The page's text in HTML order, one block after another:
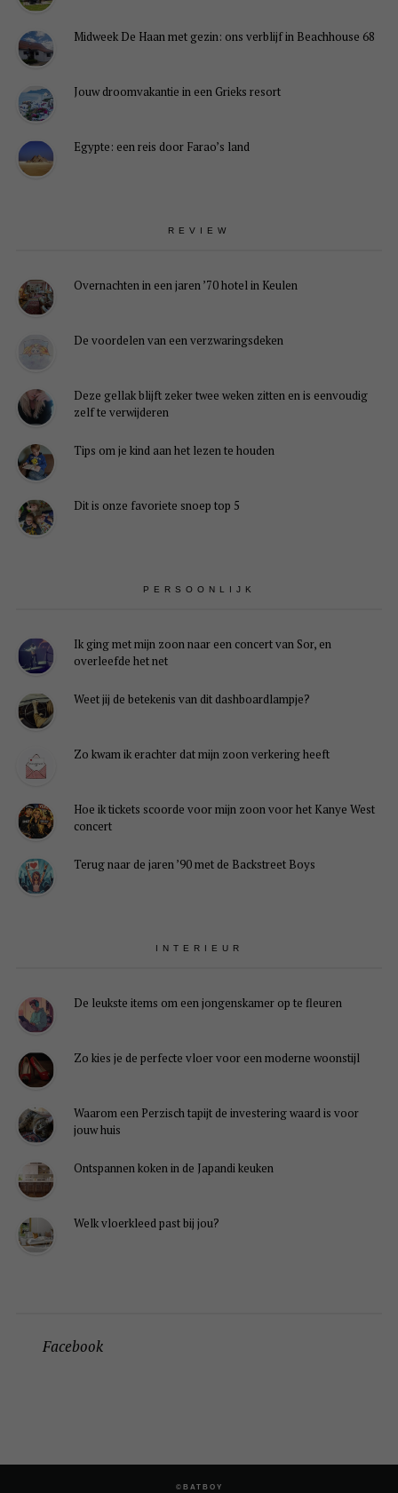
Midweek De Haan met gezin: ons verblijf in Beachhouse 68
Jouw droomvakantie in een Grieks resort
Egypte: een reis door Farao’s land
REVIEW
Overnachten in een jaren ’70 hotel in Keulen
De voordelen van een verzwaringsdeken
Deze gellak blijft zeker twee weken zitten en is eenvoudig
zelf te verwijderen
Tips om je kind aan het lezen te houden
Dit is onze favoriete snoep top 5
PERSOONLIJK
Ik ging met mijn zoon naar een concert van Sor, en
overleefde het net
Weet jij de betekenis van dit dashboardlampje?
Zo kwam ik erachter dat mijn zoon verkering heeft
Hoe ik tickets scoorde voor mijn zoon voor het Kanye West
concert
Terug naar de jaren ’90 met de Backstreet Boys
INTERIEUR
De leukste items om een jongenskamer op te fleuren
Zo kies je de perfecte vloer voor een moderne woonstijl
Waarom een Perzisch tapijt de investering waard is voor
jouw huis
Ontspannen koken in de Japandi keuken
Welk vloerkleed past bij jou?
Facebook
©BATBOY